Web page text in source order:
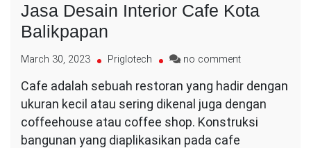
Jasa Desain Interior Cafe Kota
Balikpapan
March 30, 2023 Priglotech no commenton
Desain
Interior
Cafe
Cafe adalah sebuah restoran yang hadir dengan
ukuran kecil atau sering dikenal juga dengan
coffeehouse atau coffee shop. Konstruksi
bangunan yang diaplikasikan pada cafe